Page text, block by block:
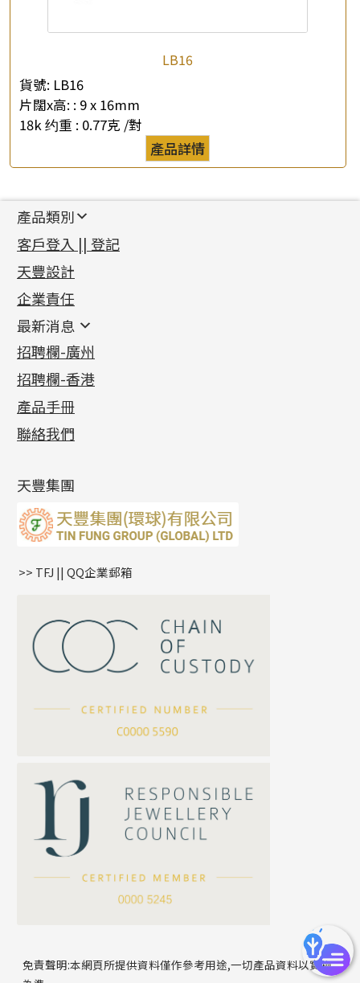
LB16
貨號: LB16
片闊x高: : 9 x 16mm
18k 约重 : 0.77克 /對
產品詳情
公司名稱
聯絡電話
產品類別
新產品
足金系列
足金配件
機織鏈系列
珠仔鏈
镶口链
管狀網鏈
十字車花鏈系列
十字閃O鏈系列
十字錘打鏈系列
側身車花鏈系列
側身鏈系列
雙十字鏈系列
水波鏈系列
蛇骨鏈系列
鏈尾系列
嘴唇鏈系列
S車花鏈系列
珍珠鏈系列
坦克鏈系列
滿天星鏈系列
方假繩鏈系列
首飾配件
耳環類配件
卷迫系列
螺絲迫系列
梅花迫系列
平臺迫系列
綫拍系列
美拍系列
耳環扣系列
耳綫/耳鈎系列
耳環爪頭
耳環
鏈類配件
動感車花吊墜
調節珠系列
生圈扣系列
龍蝦扣系列
鴨俐制系列
字母吊墜
相盒吊墜
項鏈吊墜
生肖吊墜
星座吊墜
珠扣
其他類配件
珠盤系列
袖口鈕系列
焊片及鐳射綫
空心車花管
珠類配件
無孔光身珠
空心光身珠
無孔批花珠
鑲口類
四爪頭系列
六爪頭系列
車花片
動感車花片
鑲口戒指
鑲口手鏈系列
首飾系列
手镯系列
戒指系列
空心耳環
空心车花管首饰链
空心手鐲系列
貴金屬原料
千足金
記憶金屬系列
記憶戒指
拉簧珠珠手鏈
記憶鈦手鐲
客戶登入 || 登記
天豐設計
企業責任
最新消息
最新消息
各項證書(2)
相片集(9)
展覽會資訊
最新產品資訊
招聘欄-廣州
招聘欄-香港
產品手冊
聯絡我們
天豐集團
>> TFJ || QQ企業郵箱
免責聲明:本網頁所提供資料僅作參考用途,一切產品資料以實物